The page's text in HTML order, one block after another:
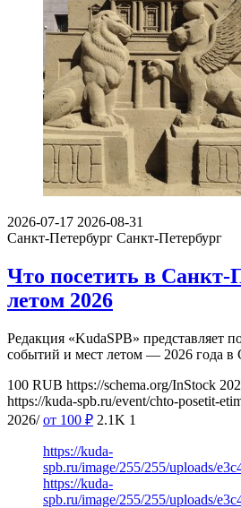
2026-07-17 2026-08-31
Санкт-Петербург Санкт-Петербург
Что посетить в Санкт-
летом 2026
Редакция «KudaSPB» представляет
событий и мест летом — 2026 года в
100 RUB https://schema.org/InStock
https://kuda-spb.ru/event/chto-posetit-
2026/ от 100 ₽ 2.1K 1
https://kuda-
spb.ru/image/255/255/uploads/
https://kuda-
spb.ru/image/255/255/uploads/